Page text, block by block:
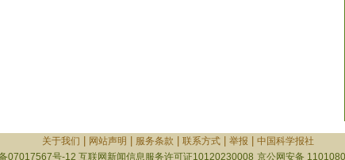
关于我们 网站声明 服务条款 联系方式| 举报
中国科学报社
07017567号-12 互联网新闻信息服务许可证10120230008 京公网安备